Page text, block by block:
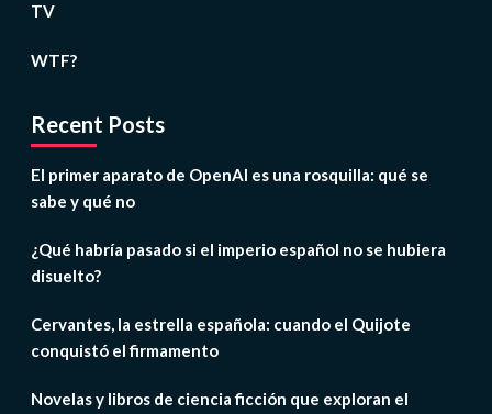
TV
WTF?
Recent Posts
El primer aparato de OpenAI es una rosquilla: qué se
sabe y qué no
¿Qué habría pasado si el imperio español no se hubiera
disuelto?
Cervantes, la estrella española: cuando el Quijote
conquistó el firmamento
Novelas y libros de ciencia ficción que exploran el